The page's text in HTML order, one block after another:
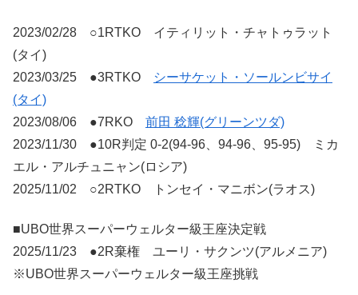
2023/02/28 ○1RTKO イティリット・チャトゥラット
(タイ)
2023/03/25 ●3RTKO
シーサケット・ソールンビサイ
(タイ)
2023/08/06 ●7RKO 前田 稔輝(グリーンツダ)
2023/11/30 ●10R判定 0-2(94-96、94-96、95-95) ミカ
エル・アルチュニャン(ロシア)
2025/11/02 ○2RTKO トンセイ・マニボン(ラオス)
■UBO世界スーパーウェルター級王座決定戦
2025/11/23 ●2R棄権 ユーリ・サクンツ(アルメニア)
※UBO世界スーパーウェルター級王座挑戦